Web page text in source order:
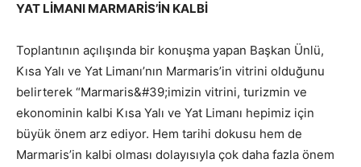
YAT LİMANI MARMARİS’İN KALBİ
Toplantının açılışında bir konuşma yapan Başkan Ünlü,
Kısa Yalı ve Yat Limanı’nın Marmaris’in vitrini olduğunu
belirterek “Marmaris&#39;imizin vitrini, turizmin ve
ekonominin kalbi Kısa Yalı ve Yat Limanı hepimiz için
büyük önem arz ediyor. Hem tarihi dokusu hem de
Marmaris’in kalbi olması dolayısıyla çok daha fazla önem